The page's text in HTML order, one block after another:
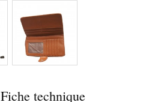
Fiche technique